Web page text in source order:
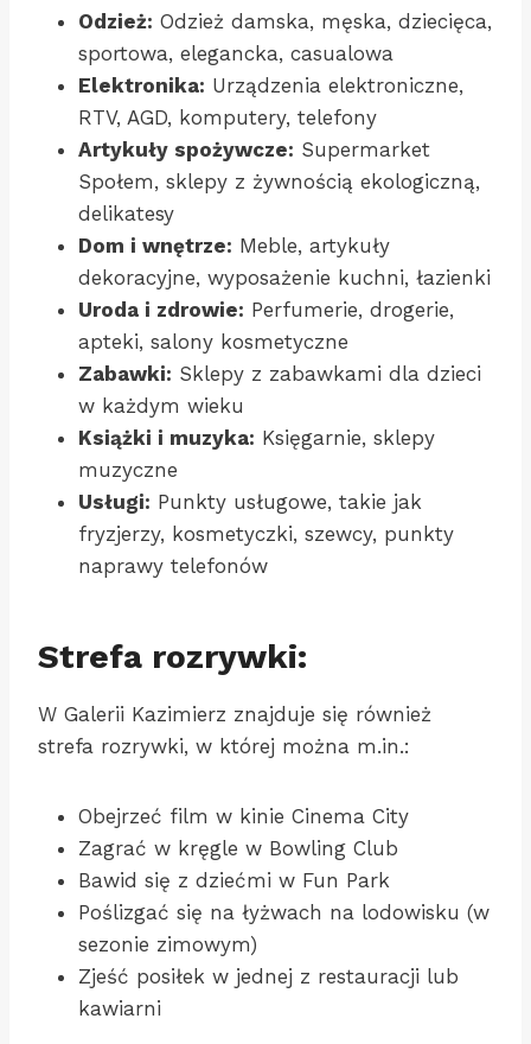
Odzież: Odzież damska, męska, dziecięca,
sportowa, elegancka, casualowa
Elektronika: Urządzenia elektroniczne,
RTV, AGD, komputery, telefony
Artykuły spożywcze: Supermarket
Społem, sklepy z żywnością ekologiczną,
delikatesy
Dom i wnętrze: Meble, artykuły
dekoracyjne, wyposażenie kuchni, łazienki
Uroda i zdrowie: Perfumerie, drogerie,
apteki, salony kosmetyczne
Zabawki: Sklepy z zabawkami dla dzieci
w każdym wieku
Książki i muzyka: Księgarnie, sklepy
muzyczne
Usługi: Punkty usługowe, takie jak
fryzjerzy, kosmetyczki, szewcy, punkty
naprawy telefonów
Strefa rozrywki:
W Galerii Kazimierz znajduje się również
strefa rozrywki, w której można m.in.:
Obejrzeć film w kinie Cinema City
Zagrać w kręgle w Bowling Club
Bawid się z dziećmi w Fun Park
Poślizgać się na łyżwach na lodowisku (w
sezonie zimowym)
Zjeść posiłek w jednej z restauracji lub
kawiarni